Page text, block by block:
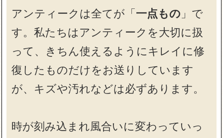
アンティークは全てが「 一点もの 」で
す。私たちはアンティークを大切に扱
って、きちん使えるようにキレイに修
復したものだけをお送りしています
が、キズや汚れなどは必ずあります。
時が刻み込まれ風合いに変わっていっ